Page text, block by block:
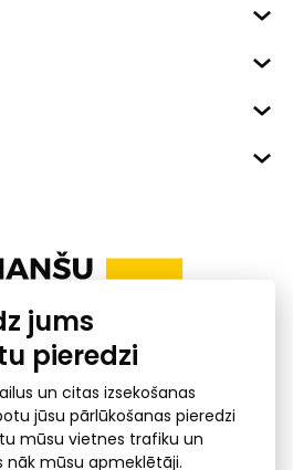
kalkulators
jums
pieredzi
un citas izsekošanas
jūsu pārlūkošanas pieredzi
mūsu vietnes trafiku un
nāk mūsu apmeklētāji.